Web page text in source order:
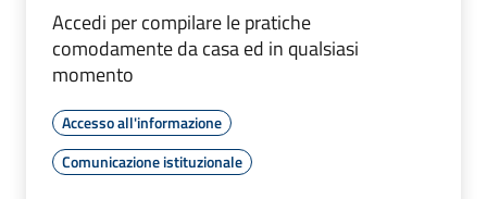
Accedi per compilare le pratiche
comodamente da casa ed in qualsiasi
momento
Accesso all'informazione
Comunicazione istituzionale